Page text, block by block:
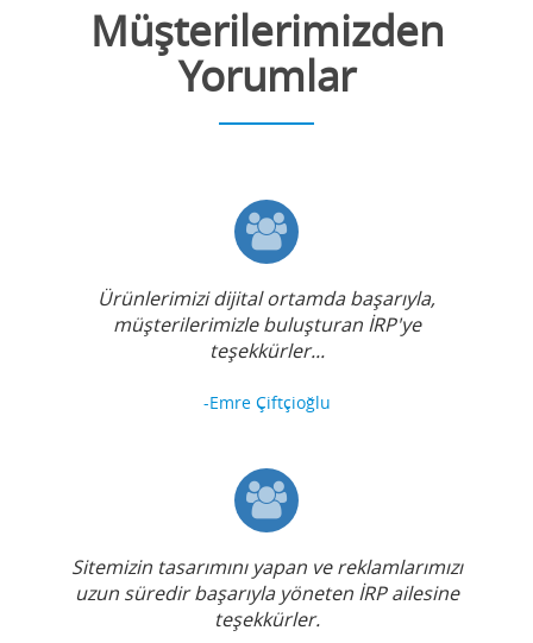
Müşterilerimizden
Yorumlar
Ürünlerimizi dijital ortamda başarıyla,
müşterilerimizle buluşturan İRP'ye
teşekkürler...
-Emre Çiftçioğlu
Sitemizin tasarımını yapan ve reklamlarımızı
uzun süredir başarıyla yöneten İRP ailesine
teşekkürler.